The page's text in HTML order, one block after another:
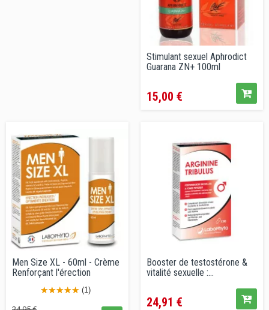
Stimulant sexuel Aphrodict
Guarana ZN+ 100ml
15,00 €
Men Size XL - 60ml - Crème
Renforçant l'érection
(1)
Prix Prix
Booster de testostérone &
vitalité sexuelle :...
24,91 €